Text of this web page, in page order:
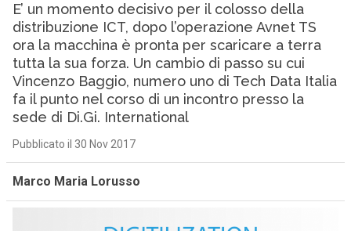
E’ un momento decisivo per il colosso della
distribuzione ICT, dopo l’operazione Avnet TS
ora la macchina è pronta per scaricare a terra
tutta la sua forza. Un cambio di passo su cui
Vincenzo Baggio, numero uno di Tech Data Italia
fa il punto nel corso di un incontro presso la
sede di Di.Gi. International
Pubblicato il 30 Nov 2017
Marco Maria Lorusso